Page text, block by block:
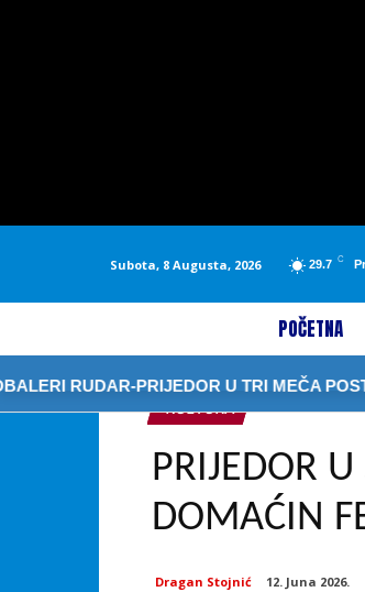
Subota, 8 Augusta, 2026 29.7 C
POČETNA
RUDAR-PRIJEDOR U TRI MEČA POSTIGLI
KULTURA
PRIJEDOR
DOMAĆIN
Dragan Stojnić 12. Juna 2026.